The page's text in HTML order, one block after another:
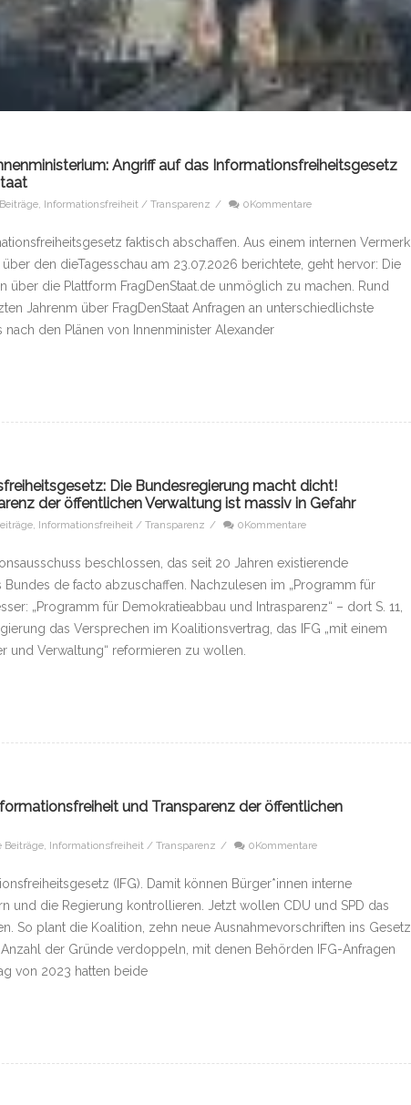
Angriff auf das Informationsfreiheitsgesetz
, Informationsfreiheit / Transparenz / 0Kommentare
faktisch abschaffen. Aus einem internen Vermerk
den dieTagesschau am 23.07.2026 berichtete, geht hervor: Die
über die Plattform FragDenStaat.de unmöglich zu machen. Rund
Jahrenm über FragDenStaat Anfragen an unterschiedlichste
den Plänen von Innenminister Alexander
Die Bundesregierung macht dicht!
der öffentlichen Verwaltung ist massiv in Gefahr
, Informationsfreiheit / Transparenz / 0Kommentare
beschlossen, das seit 20 Jahren existierende
Bundes de facto abzuschaffen. Nachzulesen im „Programm für
„Programm für Demokratieabbau und Intrasparenz“ – dort S. 11,
das Versprechen im Koalitionsvertrag, das IFG „mit einem
und Verwaltung“ reformieren zu wollen.
und Transparenz der öffentlichen
Beiträge, Informationsfreiheit / Transparenz / 0Kommentare
(IFG). Damit können Bürger*innen interne
und die Regierung kontrollieren. Jetzt wollen CDU und SPD das
So plant die Koalition, zehn neue Ausnahmevorschriften ins Gesetz
der Gründe verdoppeln, mit denen Behörden IFG-Anfragen
von 2023 hatten beide